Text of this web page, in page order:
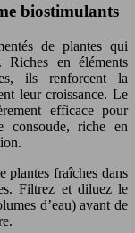
biostimulants
de plantes qui
Riches en éléments
ils renforcent la
leur croissance. Le
efficace pour
consoude, riche en
plantes fraîches dans
Filtrez et diluez le
d’eau) avant de